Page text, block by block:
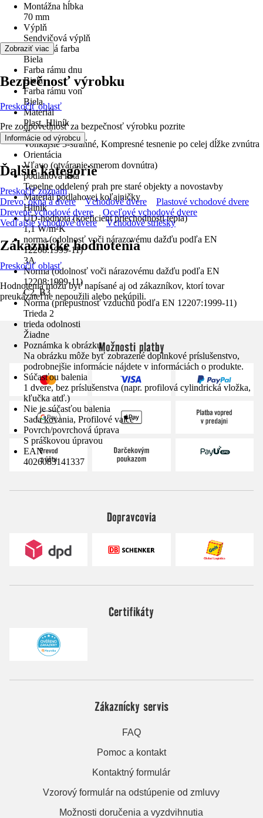
Montážna hĺbka
70 mm
Výplň
Sendvičová výplň
Základná farba
Biela
Farba rámu dnu
Biela
Farba rámu von
Biela
Materiál
Plast, Hliník
Tesnenie
Vonkajšie 3-stranné, Kompresné tesnenie po celej dĺžke zvnútra
Orientácia
Vľavo (otváranie smerom dovnútra)
podlahová lišta
Tepelne oddelený prah pre staré objekty a novostavby
Materiál podlahovej koľajničky
Hliník
UD-hodnota (koeficient priechodnosti tepla)
1,1 W/m²K
norma (odolnosť voči nárazovému dažďu podľa EN
12208:1999-11)
3A
Norma (odolnosť voči nárazovému dažďu podľa EN
12208:1999-11)
C2, B3
Norma (priepustnosť vzduchu podľa EN 12207:1999-11)
Trieda 2
trieda odolnosti
Žiadne
Poznámka k obrázku
Na obrázku môže byť zobrazené doplnkové príslušenstvo,
podrobnejšie informácie nájdete v informáciách o produkte.
Súčasťou balenia
1 dvere, bez príslušenstva (napr. profilová cylindrická vložka,
kľučka atď.)
Nie je súčasťou balenia
Sada kovania, Profilové valce
Povrch/povrchová úprava
S práškovou úpravou
EAN
4026083141337
Zobraziť viac
Bezpečnosť výrobku
Preskočiť oblasť
Pre zodpovednosť za bezpečnosť výrobku pozrite
Informácie od výrobcu .
Ďalšie kategórie
Preskočiť zoznam
Drevo, okná a dvere
Vchodové dvere
Plastové vchodové dvere
Drevené vchodové dvere
Oceľové vchodové dvere
Vedľajšie vchodové dvere
Vchodové striešky
Zákaznícke hodnotenia
Preskočiť oblasť
Hodnotenia môžu byť napísané aj od zákazníkov, ktorí tovar
preukázateľne nepoužili alebo nekúpili.
Možnosti platby
Dopravcovia
Certifikáty
Zákaznícky servis
FAQ
Pomoc a kontakt
Kontaktný formulár
Vzorový formulár na odstúpenie od zmluvy
Možnosti doručenia a vyzdvihnutia